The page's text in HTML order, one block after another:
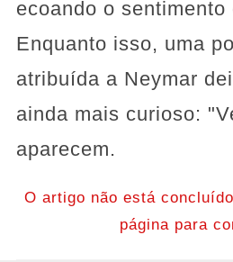
ecoando o sentimento
Enquanto isso, uma
atribuída a Neymar
ainda mais curioso:
aparecem.
O artigo não está
página para